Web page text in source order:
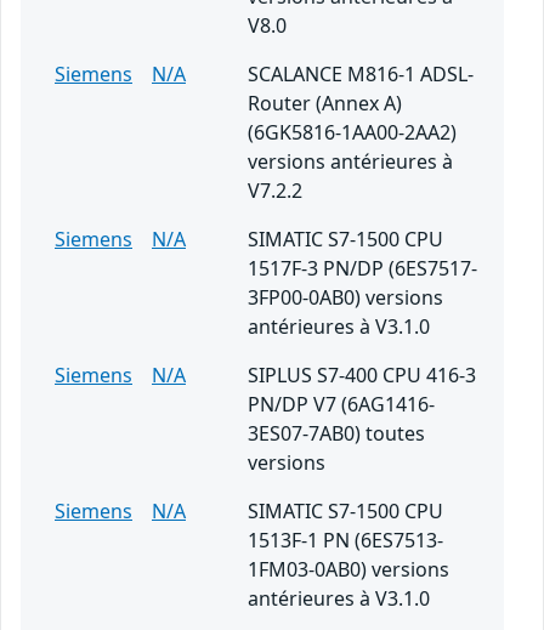
V8.0
Siemens
N/A
SCALANCE M816-1 ADSL-
Router (Annex A)
(6GK5816-1AA00-2AA2)
versions antérieures à
V7.2.2
Siemens
N/A
SIMATIC S7-1500 CPU
1517F-3 PN/DP (6ES7517-
3FP00-0AB0) versions
antérieures à V3.1.0
Siemens
N/A
SIPLUS S7-400 CPU 416-3
PN/DP V7 (6AG1416-
3ES07-7AB0) toutes
versions
Siemens
N/A
SIMATIC S7-1500 CPU
1513F-1 PN (6ES7513-
1FM03-0AB0) versions
antérieures à V3.1.0